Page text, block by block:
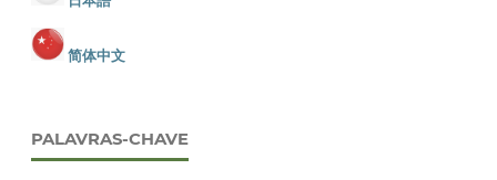
简体中文
PALAVRAS-CHAVE